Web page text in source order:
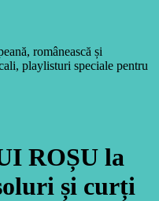
românească și
playlisturi speciale pentru
ROȘU la
și curți